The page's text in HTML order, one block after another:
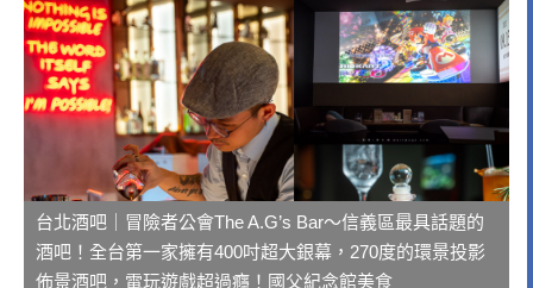
台北酒吧｜冒險者公會The A.G’s Bar～信義區最具話題的
酒吧！全台第一家擁有400吋超大銀幕，270度的環景投影
佈景酒吧，電玩遊戲超過癮！國父紀念館美食